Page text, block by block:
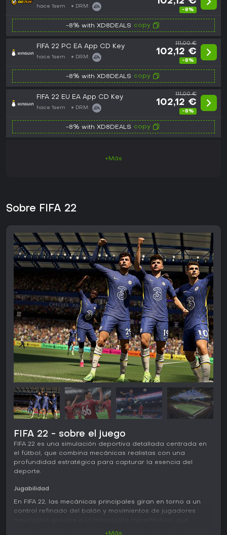
hace 1sem DRM:
-8%
-8% with XD8DEALS copy
FIFA 22 PC EA App CD Key
hace 1sem DRM:
111,00 €
102,12 €
-8%
-8% with XD8DEALS copy
FIFA 22 EU EA App CD Key
hace 1sem DRM:
111,00 €
102,12 €
-8%
-8% with XD8DEALS copy
+Más
Sobre FIFA 22
FIFA 22 - sobre el juego
FIFA 22 es una simulación deportiva detallada centrada en
el fútbol, que combina mecánicas realistas con una
profundidad estratégica para capturar la esencia del
deporte.
Jugabilidad
En FIFA 22, las mecánicas principales giran en torno a un
control refinado del balón y movimientos de jugadores
+Más